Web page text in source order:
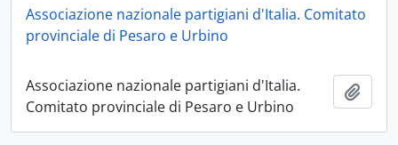
Associazione nazionale partigiani d'Italia. Comitato
provinciale di Pesaro e Urbino
Associazione nazionale partigiani d'Italia.
Comitato provinciale di Pesaro e Urbino